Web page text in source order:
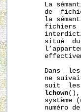
La
de
la
fichiers
situé
Dans
ne
suit
lchown(),
système
numéro